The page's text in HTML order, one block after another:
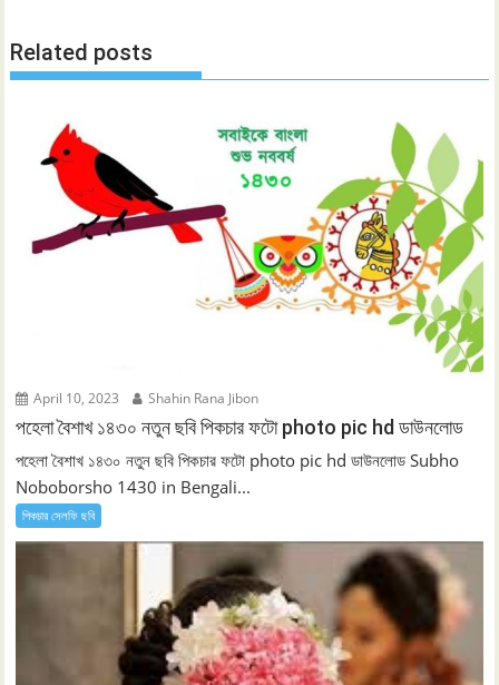
Related posts
April 10, 2023 Shahin Rana Jibon
পহেলা বৈশাখ ১৪৩০ নতুন ছবি পিকচার ফটো photo pic hd ডাউনলোড
পহেলা বৈশাখ ১৪৩০ নতুন ছবি পিকচার ফটো photo pic hd ডাউনলোড Subho
Noboborsho 1430 in Bengali...
পিকচার সেলফি ছবি